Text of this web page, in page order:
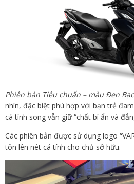
Phiên bản Tiêu chuẩn – màu Đen Bạc
nhìn, đặc biệt phù hợp với bạn trẻ
cá tính song vẫn giữ “chất bí ẩn và
Các phiên bản được sử dụng logo
tôn lên nét cá tính cho chủ sở hữu.